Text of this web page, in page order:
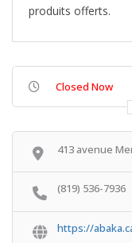
produits offerts.
Closed Now
413 avenue
(819) 536-7936
https://